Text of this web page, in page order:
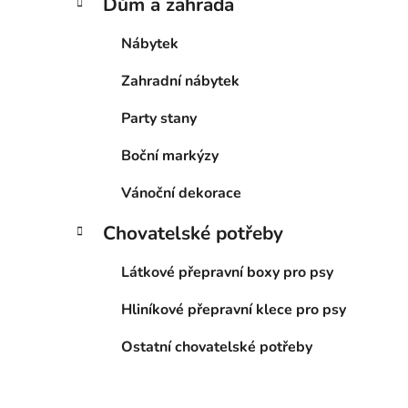
Nábytek
Zahradní nábytek
Party stany
Boční markýzy
Vánoční dekorace
Chovatelské potřeby
Látkové přepravní boxy pro psy
Hliníkové přepravní klece pro psy
Ostatní chovatelské potřeby